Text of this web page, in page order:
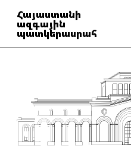
Հայաստանի
ազգային
պատկերասրահ